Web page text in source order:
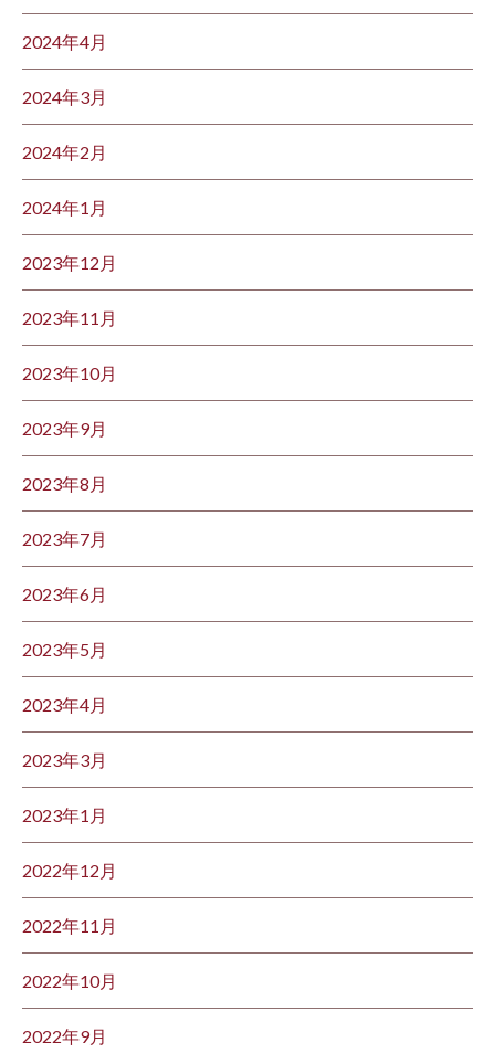
2024年4月
2024年3月
2024年2月
2024年1月
2023年12月
2023年11月
2023年10月
2023年9月
2023年8月
2023年7月
2023年6月
2023年5月
2023年4月
2023年3月
2023年1月
2022年12月
2022年11月
2022年10月
2022年9月